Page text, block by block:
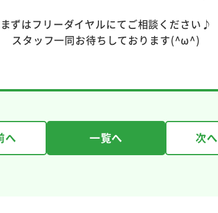
まずはフリーダイヤルにてご相談ください♪
スタッフ一同お待ちしております(^ω^)
へ 一覧へ 次へ